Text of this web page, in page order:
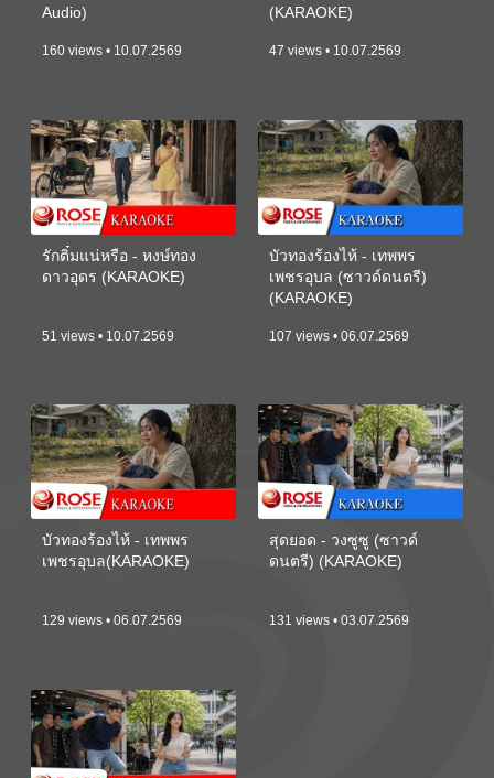
Audio)
160 views • 10.07.2569
(KARAOKE)
47 views • 10.07.2569
รักติ๋มแน่หรือ - หงษ์ทอง
ดาวอุดร (KARAOKE)
51 views • 10.07.2569
บัวทองร้องไห้ - เทพพร
เพชรอุบล (ซาวด์ดนตรี)
(KARAOKE)
107 views • 06.07.2569
บัวทองร้องไห้ - เทพพร
เพชรอุบล(KARAOKE)
129 views • 06.07.2569
สุดยอด - วงซูซู (ซาวด์
ดนตรี) (KARAOKE)
131 views • 03.07.2569